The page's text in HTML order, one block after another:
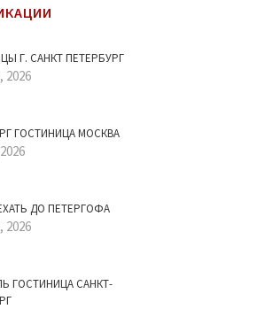
Г. САНКТ ПЕТЕРБУРГ
2026
ГОСТИНИЦА МОСКВА
ДО ПЕТЕРГОФА
2026
ГОСТИНИЦА САНКТ-